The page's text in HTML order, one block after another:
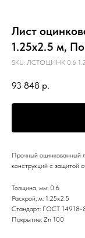
Лист
1.25х2.5 м,
SKU: ЛСТОЦИНК 0.6
93 848 р.
Прочный оцинкованный
конструкций с защитой
Толщина, мм: 0.6
Раскрой, м: 1.25х2.5
Стандарт: ГОСТ 14918-
Покрытие: Zn 100